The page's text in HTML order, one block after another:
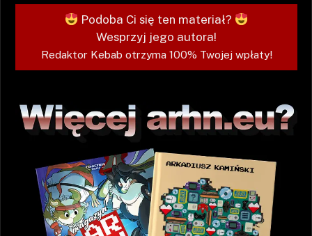
Podoba Ci się ten materiał?
Wesprzyj jego autora!
Redaktor Kebab otrzyma 100% Twojej wpłaty!